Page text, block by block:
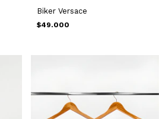
Biker Versace
$49.000